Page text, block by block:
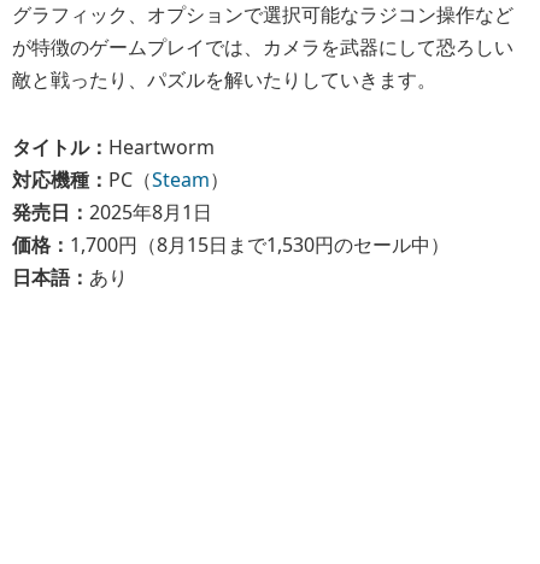
グラフィック、オプションで選択可能なラジコン操作など
が特徴のゲームプレイでは、カメラを武器にして恐ろしい
敵と戦ったり、パズルを解いたりしていきます。
タイトル： Heartworm
対応機種： PC（Steam）
発売日： 2025年8月1日
価格： 1,700円（8月15日まで1,530円のセール中）
日本語： あり